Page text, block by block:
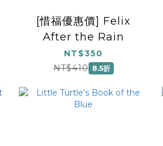
[惜福優惠價] Felix
After the Rain
NT$350
NT$410 8.5折